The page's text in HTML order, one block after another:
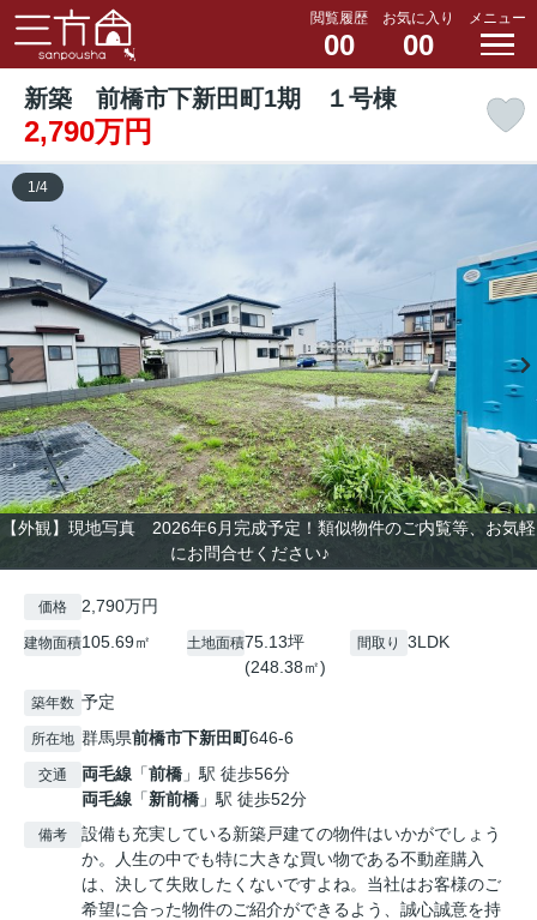
閲覧履歴
00
お気に入り
00
メニュー
新築 前橋市下新田町1期 １号棟
2,790万円
【外観】現地写真 2026年6月完成予定！類似物件のご内覧等、お気軽
にお問合せください♪
1/4
価格 2,790万円
建物面積105.69㎡ 土地面積75.13坪
(248.38㎡)
間取り 3LDK
築年数 予定
所在地 群馬県前橋市下新田町646-6
交通 両毛線 「前橋 」駅 徒歩56分
両毛線 「新前橋 」駅 徒歩52分
備考
設備も充実している新築戸建ての物件はいかがでしょう
か。人生の中でも特に大きな買い物である不動産購入
は、決して失敗したくないですよね。当社はお客様のご
希望に合った物件のご紹介ができるよう、誠心誠意を持